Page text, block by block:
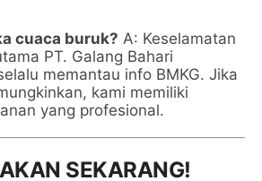
cuaca buruk? A: Keselamatan
PT. Galang Bahari
memantau info BMKG. Jika
kami memiliki
yang profesional.
SEKARANG!